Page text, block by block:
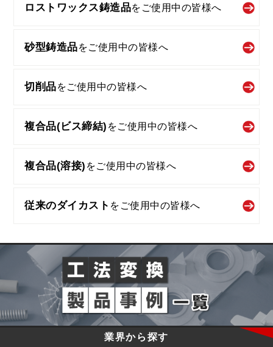
ロストワックス鋳造品を ご使用中の皆様へ
砂型鋳造品をご使用中の皆様へ
切削品をご使用中の皆様へ
複合品(ビス締結) をご使用中の皆様へ
複合品(溶接) をご使用中の皆様へ
従来のダイカスト を ご使用中の皆様へ
業界から探す